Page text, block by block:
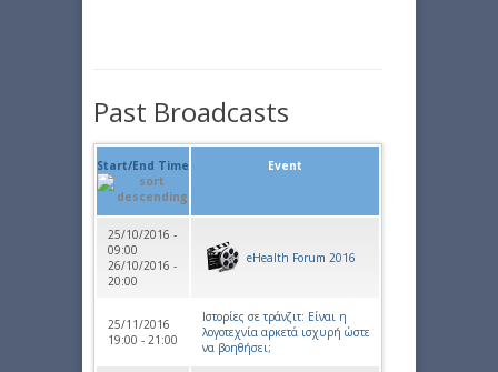
Past Broadcasts
Start/End Time Event
25/10/2016 -
09:00
26/10/2016 -
20:00
eHealth Forum 2016
25/11/2016
19:00 - 21:00
Ιστορίες σε τράνζιτ: Είναι η
λογοτεχνία αρκετά ισχυρή ώστε
να βοηθήσει;